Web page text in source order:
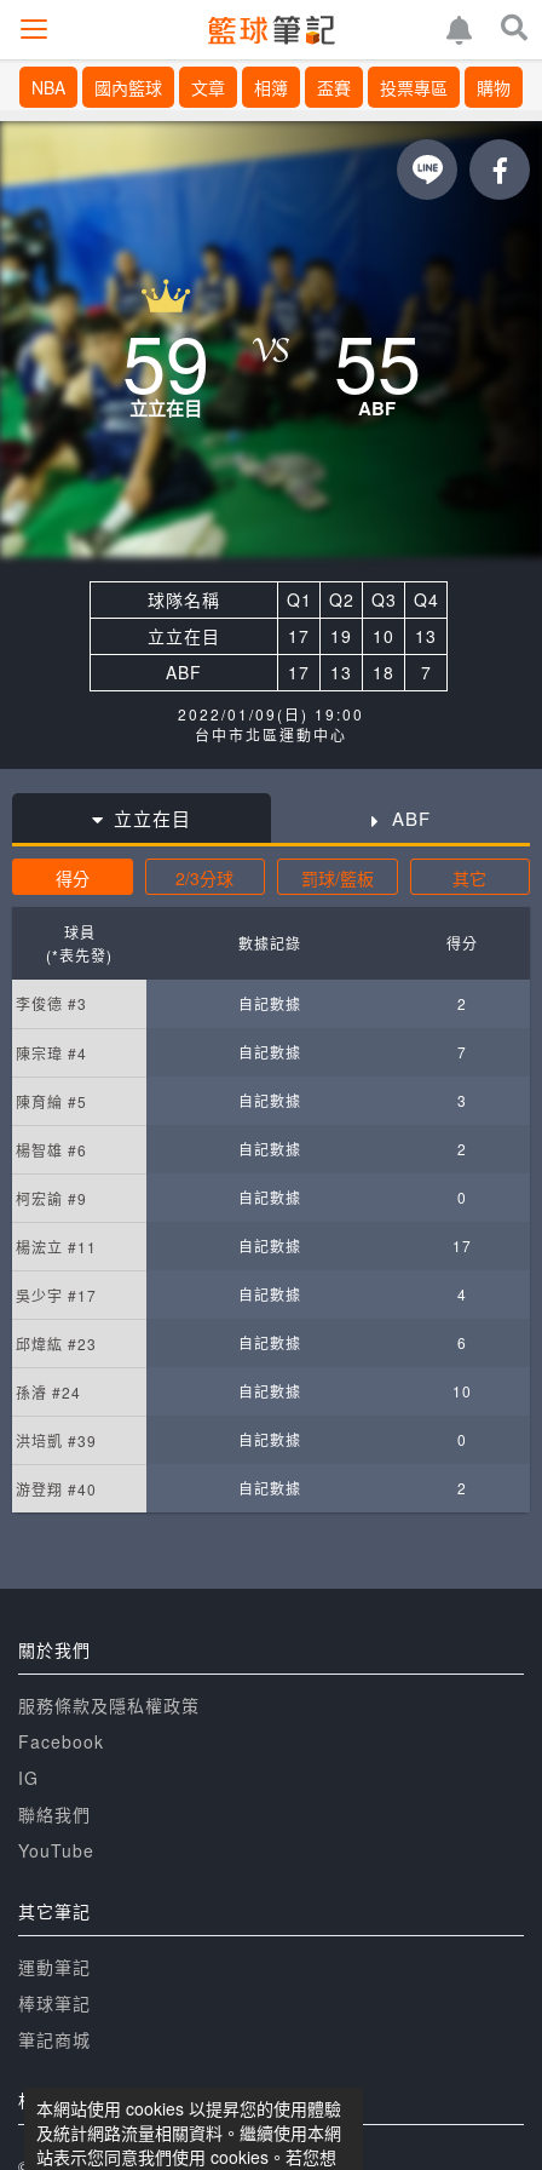
NBA 國內籃球 文章 相簿 盃賽 投票專區 購物
59
立立在目 55
ABF
球隊名稱 Q1 Q2 Q3
Q4
立立在目
17 19 10
13
ABF
17 13 18 7
2022/01/09(日) 19:00
台中市北區運動中心
立立在目 ABF
得分 2/3分球 罰球/籃板 其它
球員
(*表先發)
數據記錄 得分
李俊德 #3 自記數據 2
陳宗瑋 #4 自記數據 7
陳育綸 #5 自記數據 3
楊智雄 #6 自記數據 2
柯宏諭 #9 自記數據 0
楊浤立 #11 自記數據 17
吳少宇 #17 自記數據 4
邱煒紘 #23 自記數據 6
孫濬 #24 自記數據 10
洪培凱 #39 自記數據 0
游登翔 #40 自記數據 2
本網站使用 cookies 以提昇您的使用體驗
及統計網路流量相關資料。繼續使用本網
站表示您同意我們使用 cookies。若您想
關於我們
服務條款及隱私權政策
Facebook
IG
聯絡我們
YouTube
其它筆記
運動筆記
棒球筆記
筆記商城
相關網站
© 籃球筆記 版權所有